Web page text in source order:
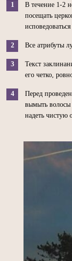
В течение 1-2
посещать
Все атрибуты
Текст
его четко,
Перед
вымыть волосы
надеть чистую